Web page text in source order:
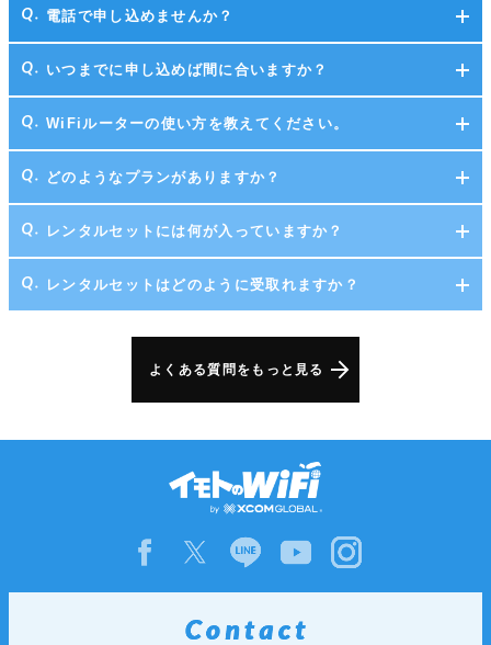
電話で申し込めませんか？
いつまでに申し込めば間に合いますか？
WiFiルーターの使い方を教えてください。
どのようなプランがありますか？
レンタルセットには何が入っていますか？
レンタルセットはどのように受取れますか？
よくある質問をもっと見る